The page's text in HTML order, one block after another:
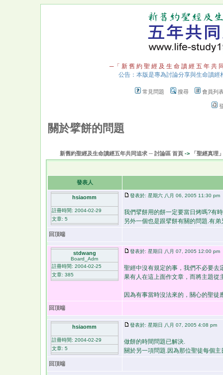
─「 新 舊 約 聖 經 及 生 命 讀 經 五 年 共
公告：本版是專為討論分享與生命讀
常見問題 搜尋 會員列
關於擘餅的問題
新舊約聖經及生命讀經五年共同追求 ─ 討論區 首頁-> 「聖經真理
發表人
hsiaomm
註冊時間: 2004-02-29
文章: 5
發表於: 星期六 八月 06, 2005 11:30 pm
我們擘餅用的餅一定要當日烤嗎?有
另外一個也是跟擘餅有關的問題.有
回頂端
stdwang
Board_Adm
註冊時間: 2004-02-25
文章: 385
發表於: 星期日 八月 07, 2005 12:00 pm
聖經中沒有規定的事，我們不必要去
果有人在這上面作文章，而將主題從
因為有事當時沒法來的，關心的聖
回頂端
hsiaomm
註冊時間: 2004-02-29
文章: 5
發表於: 星期日 八月 07, 2005 4:08 pm
做餅的時間問題已解決.
關於另一項問題.因為那位聖徒每個
回頂端